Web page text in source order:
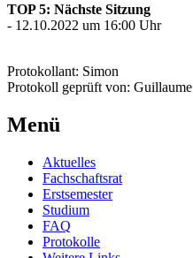
TOP 5: Nächste Sitzung
- 12.10.2022 um 16:00 Uhr
Protokollant: Simon
Protokoll geprüft von: Guillaume
Menü
Aktuelles
Fachschaftsrat
Erstsemester
Studium
FAQ
Protokolle